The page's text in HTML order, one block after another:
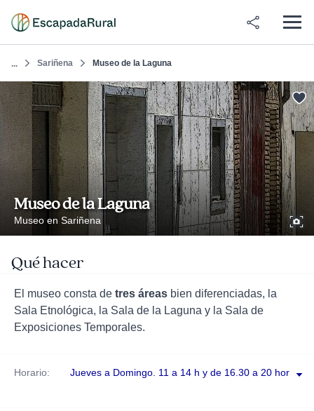
... Sariñena Museo de la Laguna
Museo de la Laguna
Museo en Sariñena
Qué hacer
El museo consta de tres áreas bien diferenciadas, la
Sala Etnológica, la Sala de la Laguna y la Sala de
Exposiciones Temporales.
Horario: Jueves a Domingo. 11 a 14 h y de 16.30 a 20 horas.